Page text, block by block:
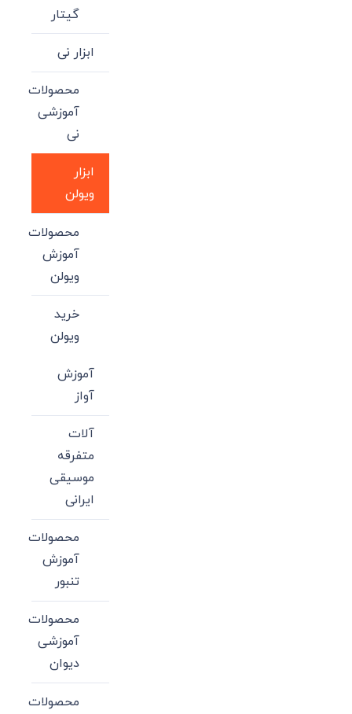
گیتار
ابزار نی
محصولات
آموزشی
نی
ابزار
ویولن
محصولات
آموزش
ویولن
خرید
ویولن
آموزش
آواز
آلات
متفرقه
موسیقی
ایرانی
محصولات
آموزش
تنبور
محصولات
آموزشی
دیوان
محصولات